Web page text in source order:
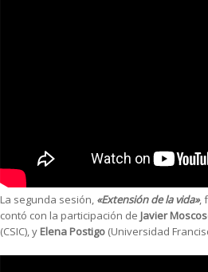
La segunda sesión, «Extensión de la vida»,
contó con la participación de Javier
(CSIC), y Elena Postigo (Universidad